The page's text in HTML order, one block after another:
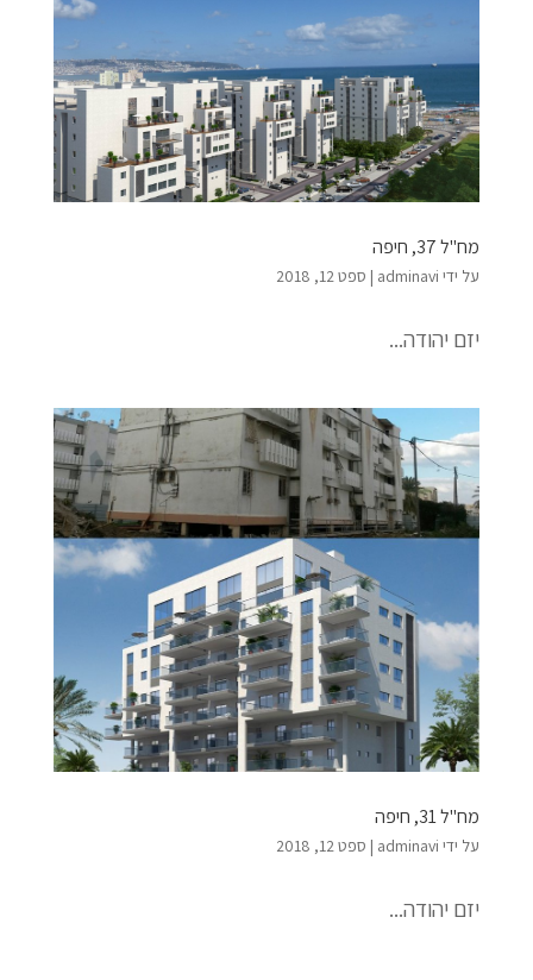
מח"ל 37, חיפה
על ידי adminavi
| ספט 12, 2018
יזם יהודה...
מח"ל 31, חיפה
על ידי adminavi
| ספט 12, 2018
יזם יהודה...